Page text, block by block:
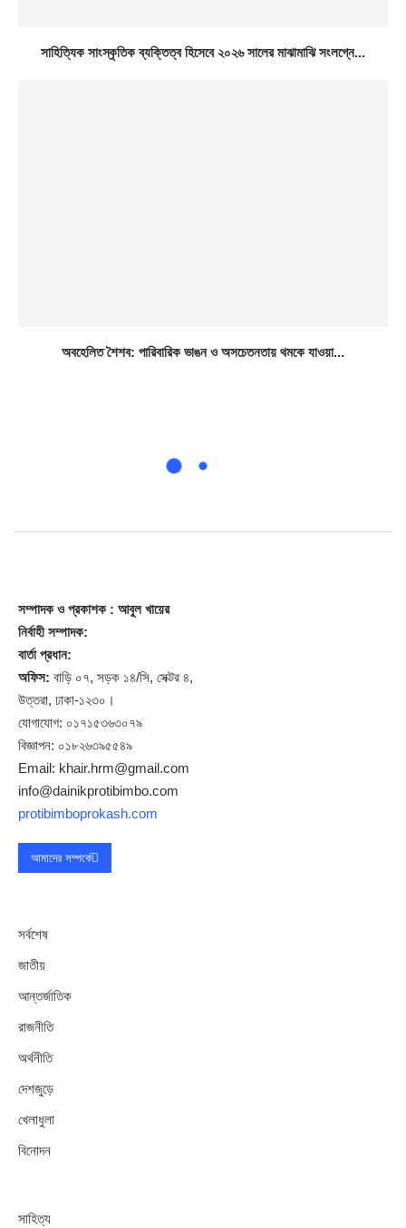
সাহিত্যিক সাংস্কৃতিক ব্যক্তিত্ব হিসেবে ২০২৬ সালের মাঝামাঝি সংলগ্নে...
অবহেলিত শৈশব: পারিবারিক ভাঙন ও অসচেতনতায় থমকে যাওয়া...
সম্পাদকও প্রকাশক : আবুল খায়ের
নির্বাহী সম্পাদক:
বার্তা প্রধান:
অফিস: বাড়ি ০৭, সড়ক ১৪/সি, সেক্টর ৪,
উত্তরা, ঢাকা-১২৩০।
যোগাযোগ: ০১৭১৫৩৬৩০৭৯
বিজ্ঞাপন: ০১৮২৬৩৯৫৫৪৯
Email: khair.hrm@gmail.com
info@dainikprotibimbo.com
protibimboprokash.com
আমাদের সম্পর্কে
সর্বশেষ
জাতীয়
আন্তর্জাতিক
রাজনীতি
অর্থনীতি
দেশজুড়ে
খেলাধুলা
বিনোদন
সাহিত্য